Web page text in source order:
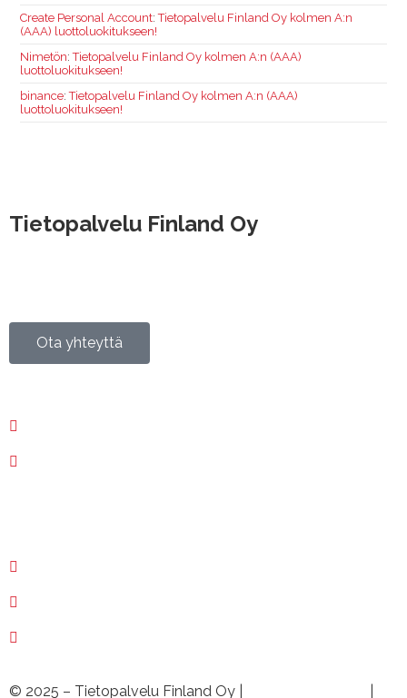
Create Personal Account:Tietopalvelu Finland Oy kolmen A:n
(AAA) luottoluokitukseen!
Nimetön:Tietopalvelu Finland Oy kolmen A:n (AAA)
luottoluokitukseen!
binance:Tietopalvelu Finland Oy kolmen A:n (AAA)
luottoluokitukseen!
Tietopalvelu Finland Oy
Ota yhteyttä
© 2025 – Tietopalvelu Finland Oy |